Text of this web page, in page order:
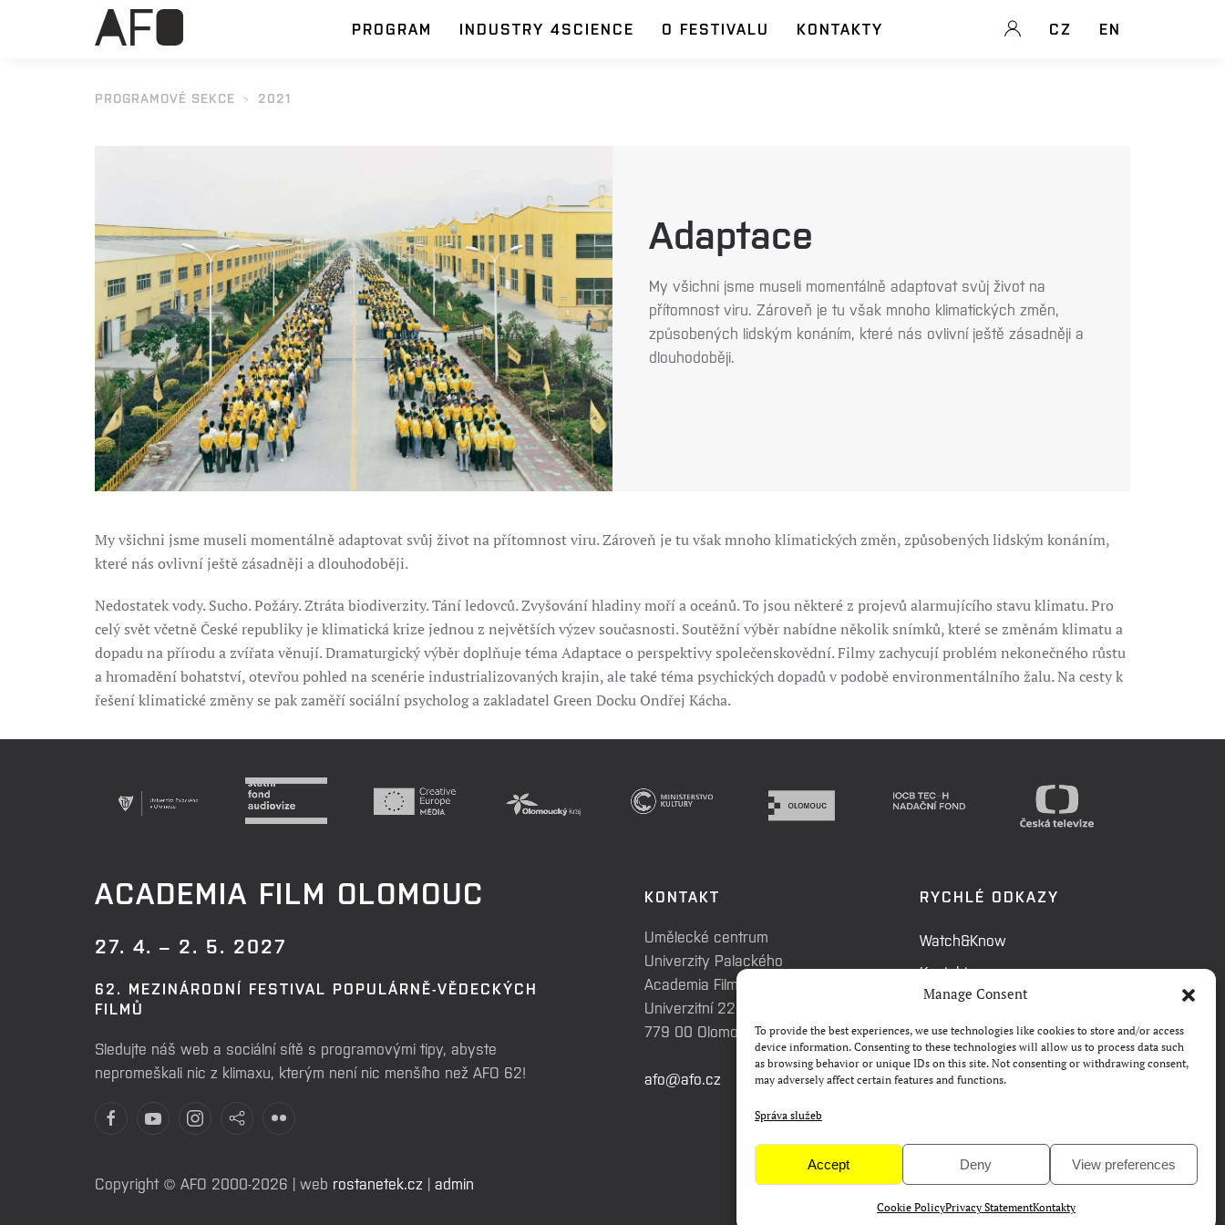
Manage Consent
To provide the best experiences, we use technologies like cookies to store and/or access
device information. Consenting to these technologies will allow us to process data such
as browsing behavior or unique IDs on this site. Not consenting or withdrawing consent,
may adversely affect certain features and functions.
Správa služeb
Accept Deny View preferences
Cookie PolicyPrivacy StatementKontakty
PROGRAM INDUSTRY 4SCIENCE O FESTIVALU KONTAKTY CZ EN
PROGRAMOVÉ SEKCE 2021
Adaptace
My všichni jsme museli momentálně adaptovat svůj život na
přítomnost viru. Zároveň je tu však mnoho klimatických změn,
způsobených lidským konáním, které nás ovlivní ještě zásadněji a
dlouhodoběji.
My všichni jsme museli momentálně adaptovat svůj život na přítomnost viru. Zároveň je tu však mnoho klimatických změn, způsobených lidským konáním,
které nás ovlivní ještě zásadněji a dlouhodoběji.
Nedostatek vody. Sucho. Požáry. Ztráta biodiverzity. Tání ledovců. Zvyšování hladiny moří a oceánů. To jsou některé z projevů alarmujícího stavu klimatu. Pro
celý svět včetně České republiky je klimatická krize jednou z největších výzev současnosti. Soutěžní výběr nabídne několik snímků, které se změnám klimatu a
dopadu na přírodu a zvířata věnují. Dramaturgický výběr doplňuje téma Adaptace o perspektivy společenskovědní. Filmy zachycují problém nekonečného růstu
a hromadění bohatství, otevřou pohled na scenérie industrializovaných krajin, ale také téma psychických dopadů v podobě environmentálního žalu. Na cesty k
řešení klimatické změny se pak zaměří sociální psycholog a zakladatel Green Docku Ondřej Kácha.
ACADEMIA FILM OLOMOUC
27. 4. – 2. 5. 2027
62. MEZINÁRODNÍ FESTIVAL POPULÁRNĚ-VĚDECKÝCH
FILMŮ
Sledujte náš web a sociální sítě s programovými tipy, abyste
nepromeškali nic z klimaxu, kterým není nic menšího než AFO 62!
KONTAKT
Umělecké centrum
Univerzity Palackého
Academia Film Olomouc
Univerzitní 225/3
779 00 Olomouc
afo@afo.cz
RYCHLÉ ODKAZY
Watch&Know
Kontakty
FAQ
Camp 4Science
Materiály pro média
Copyright © AFO 2000-2026 | web rostanetek.cz | admin